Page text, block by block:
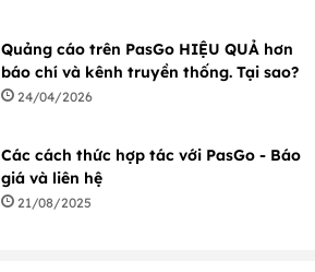
Quảng cáo trên PasGo HIỆU QUẢ hơn
báo chí và kênh truyền thống. Tại sao?
24/04/2026
Các cách thức hợp tác với PasGo - Báo
giá và liên hệ
21/08/2025